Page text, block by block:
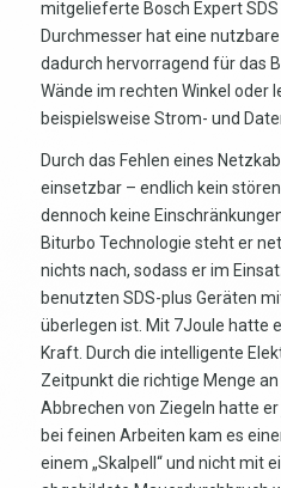
mitgelieferte Bosch Expert
Durchmesser hat eine
dadurch hervorragend für das
Wände im rechten Winkel oder
beispielsweise Strom- und
Durch das Fehlen eines
einsetzbar – endlich kein
dennoch keine
Biturbo Technologie steht er
nichts nach, sodass er im
benutzten SDS-plus Geräten
überlegen ist. Mit 7Joule hatte
Kraft. Durch die intelligente
Zeitpunkt die richtige Menge
Abbrechen von Ziegeln hatte
bei feinen Arbeiten kam es
einem „Skalpell“ und nicht mit